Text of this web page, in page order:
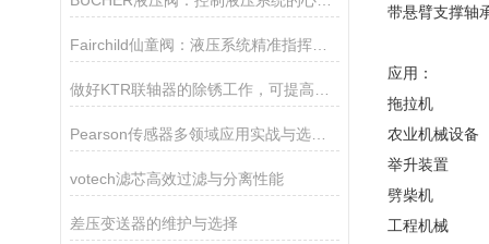
Fairchild仙童阀：液压系统精准指挥家的秘密
Pearson传感器多领域应用实战与选型指南
votech滤芯高效过滤与分离性能
差压变送器的维护与选择
带悬臂支撑轴
应用：
拖拉机
农业机械设备
举升装置
劈柴机
工程机械